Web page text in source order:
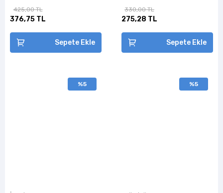
425,00 TL
376,75 TL
Sepete Ekle
330,00 TL
275,28 TL
Sepete Ekle
%5 %5